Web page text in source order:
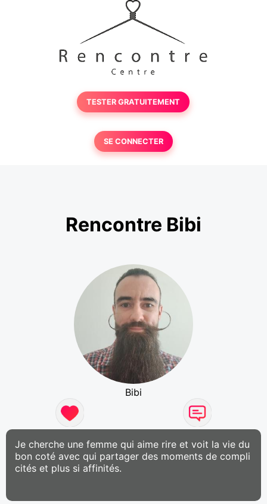
TESTER GRATUITEMENT
SE CONNECTER
Rencontre Bibi
Bibi
Je cherche une femme qui aime rire et voit la vie du
bon coté avec qui partager des moments de compli
cités et plus si affinités.